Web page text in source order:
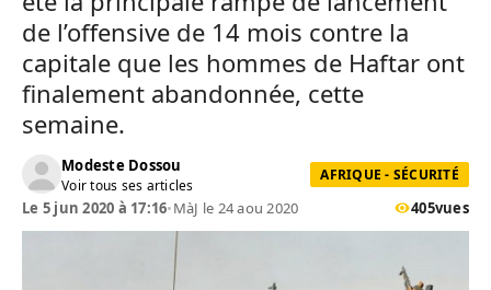
de l’offensive de 14 mois contre la
capitale que les hommes de Haftar ont
finalement abandonnée, cette
semaine.
Modeste Dossou
Voir tous ses articles
AFRIQUE - SÉCURITÉ
Le 5 jun 2020 à 17:16•MàJ le 24 aou 2020 405vues